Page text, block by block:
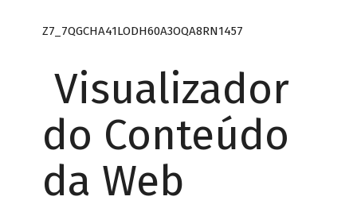
Z7_7QGCHA41LODH60A3OQA8RN1457
Visualizador
do Conteúdo
da Web